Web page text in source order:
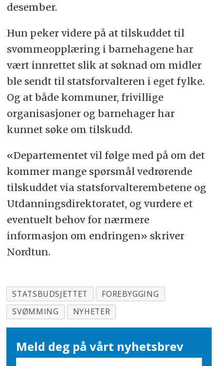
desember.
Hun peker videre på at tilskuddet til
svømmeopplæring i barnehagene har
vært innrettet slik at søknad om midler
ble sendt til statsforvalteren i eget fylke.
Og at både kommuner, frivillige
organisasjoner og barnehager har
kunnet søke om tilskudd.
«Departementet vil følge med på om det
kommer mange spørsmål vedrørende
tilskuddet via statsforvalterembetene og
Utdanningsdirektoratet, og vurdere et
eventuelt behov for nærmere
informasjon om endringen» skriver
Nordtun.
STATSBUDSJETTET
FOREBYGGING
SVØMMING
NYHETER
Meld deg på vårt nyhetsbrev